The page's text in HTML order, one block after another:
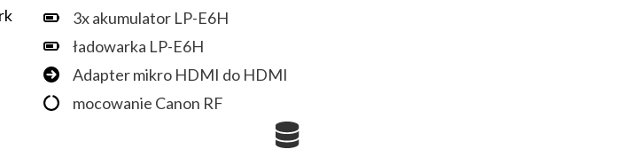
3x akumulator LP-E6H
ładowarka LP-E6H
Adapter mikro HDMI do HDMI
mocowanie Canon RF